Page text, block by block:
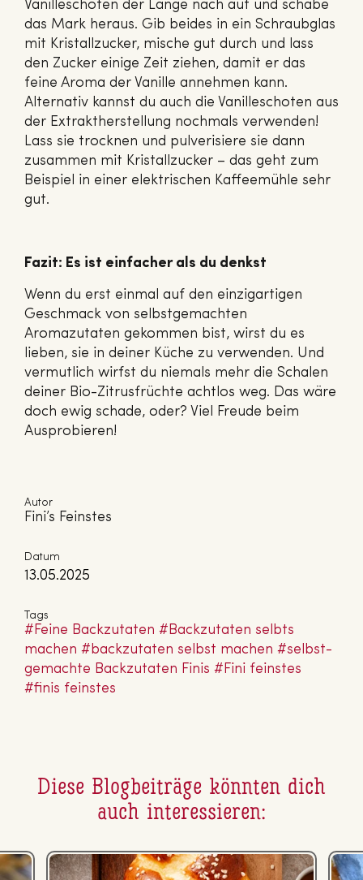
Vanilleschoten der Länge nach auf und schabe
das Mark heraus. Gib beides in ein Schraubglas
mit Kristallzucker, mische gut durch und lass
den Zucker einige Zeit ziehen, damit er das
feine Aroma der Vanille annehmen kann.
Alternativ kannst du auch die Vanilleschoten aus
der Extraktherstellung nochmals verwenden!
Lass sie trocknen und pulverisiere sie dann
zusammen mit Kristallzucker – das geht zum
Beispiel in einer elektrischen Kaffeemühle sehr
gut.
Fazit: Es ist einfacher als du denkst
Wenn du erst einmal auf den einzigartigen
Geschmack von selbstgemachten
Aromazutaten gekommen bist, wirst du es
lieben, sie in deiner Küche zu verwenden. Und
vermutlich wirfst du niemals mehr die Schalen
deiner Bio-Zitrusfrüchte achtlos weg. Das wäre
doch ewig schade, oder? Viel Freude beim
Ausprobieren!
Autor
Fini’s Feinstes
Datum
13.05.2025
Tags
#Feine Back­zu­ta­ten #Back­zu­ta­ten selbts
machen #back­zu­ta­ten selbst machen #selbst­
ge­mach­te Back­zu­ta­ten Finis #Fini feinstes
#finis feinstes
Diese Blog­bei­trä­ge könnten dich
auch in­ter­es­sie­ren: